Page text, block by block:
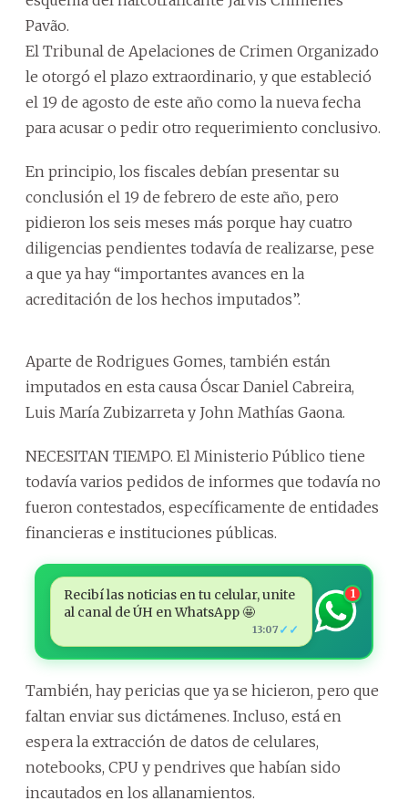
Pavão.
El Tribunal de Apelaciones de Crimen Organizado
le otorgó el plazo extraordinario, y que estableció
el 19 de agosto de este año como la nueva fecha
para acusar o pedir otro requerimiento conclusivo.
En principio, los fiscales debían presentar su
conclusión el 19 de febrero de este año, pero
pidieron los seis meses más porque hay cuatro
diligencias pendientes todavía de realizarse, pese
a que ya hay “importantes avances en la
acreditación de los hechos imputados”.
Aparte de Rodrigues Gomes, también están
imputados en esta causa Óscar Daniel Cabreira,
Luis María Zubizarreta y John Mathías Gaona.
NECESITAN TIEMPO. El Ministerio Público tiene
todavía varios pedidos de informes que todavía no
fueron contestados, específicamente de entidades
financieras e instituciones públicas.
Recibí las noticias en tu celular, unite
al canal de ÚH en WhatsApp 🤩
13:07 ✓✓
1
También, hay pericias que ya se hicieron, pero que
faltan enviar sus dictámenes. Incluso, está en
espera la extracción de datos de celulares,
notebooks, CPU y pendrives que habían sido
incautados en los allanamientos.